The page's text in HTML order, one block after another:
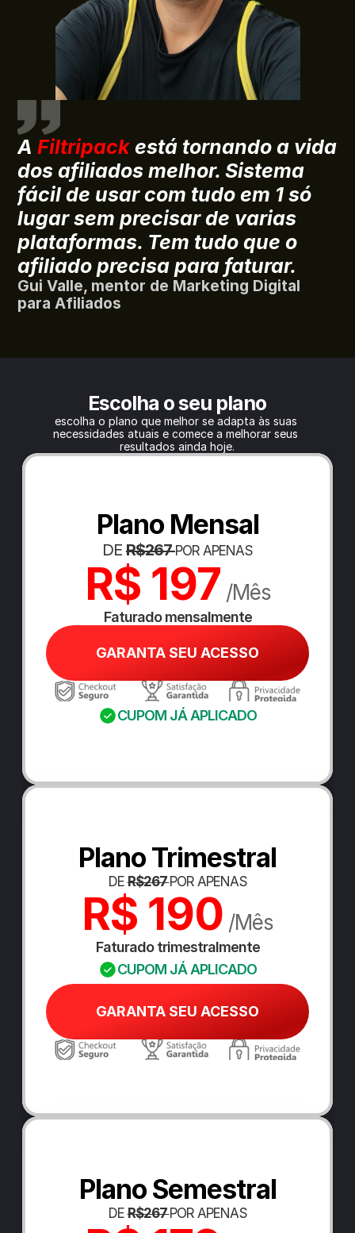
A Filtripack está tornando a vida
dos afiliados melhor. Sistema
fácil de usar com tudo em 1 só
lugar sem precisar de varias
plataformas. Tem tudo que o
afiliado precisa para faturar.
Gui Valle, mentor de Marketing Digital
para Afiliados
Escolha o seu plano
escolha o plano que melhor se adapta às suas
necessidades atuais e comece a melhorar seus
resultados ainda hoje.
Plano Mensal
DE R$267 POR APENAS
R$ 197 /Mês
CUPOM JÁ APLICADO
Faturado mensalmente
GARANTA SEU ACESSO
Plano Trimestral
DE R$267 POR APENAS
R$ 190 /Mês
CUPOM JÁ APLICADO
Faturado trimestralmente
GARANTA SEU ACESSO
Plano Semestral
DE R$267 POR APENAS